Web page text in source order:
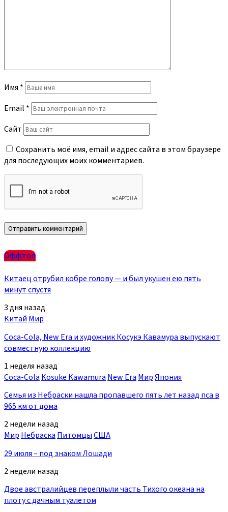
Имя *
Email *
Сайт
Сохранить моё имя, email и адрес сайта в этом браузере
для последующих моих комментариев.
Оффтоп
Китаец отрубил кобре голову — и был укушен ею пять
минут спустя
3 дня назад
Китай Мир
Coca-Cola, New Era и художник Косукэ Кавамура выпускают
совместную коллекцию
1 неделя назад
Coca-Cola Kosuke Kawamura New Era МирЯпония
Семья из Небраски нашла пропавшего пять лет назад пса в
965 км от дома
2 недели назад
МирНебраскаПитомцыСША
29 июля – под знаком Лошади
2 недели назад
Двое австралийцев переплыли часть Тихого океана на
плоту с дачным туалетом